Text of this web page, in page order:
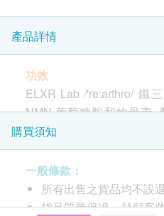
產品詳情
功效
ELXR Lab /'re:arthro/ 鐵
NMN,葡萄糖胺和軟骨素,
骨、潤滑關節，改善關節
加強肌肉質量。
適合低頭族、上班族、膝
節退化/勞損/曾受傷人士
購買須知
一般條款：
所有出售之貨品均不設退
貨品質量保證，於顧客